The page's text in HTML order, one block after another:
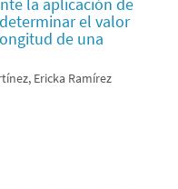
el valor
de una
Ericka Ramírez